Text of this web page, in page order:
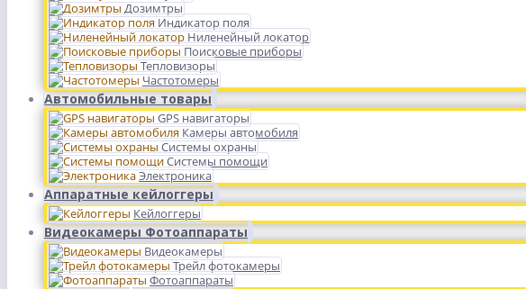
Дозимтры
Индикатор поля
Ниленейный локатор
Поисковые приборы
Тепловизоры
Частотомеры
Автомобильные товары
GPS навигаторы
Камеры автомобиля
Системы охраны
Системы помощи
Электроника
Аппаратные кейлоггеры
Кейлоггеры
Видеокамеры Фотоаппараты
Видеокамеры
Трейл фотокамеры
Фотоаппараты